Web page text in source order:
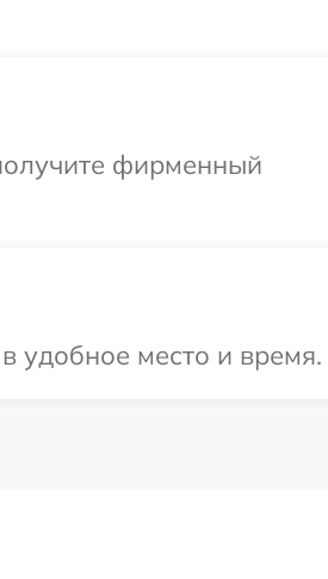
фирменный
удобное место и время.